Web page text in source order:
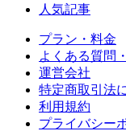
人気記事
プラン・料金
よくある質問
運営会社
特定商取引法
利用規約
プライバシー